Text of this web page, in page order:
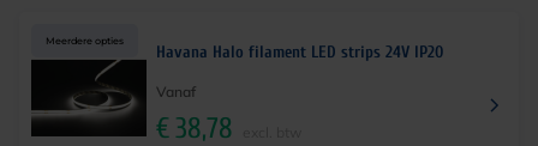
Meerdere opties
Havana Halo filament LED strips 24V IP20
Vanaf
€38,78